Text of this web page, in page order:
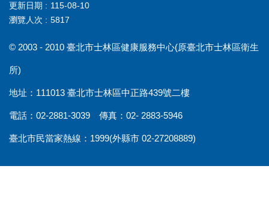
更新日期
115-08-10
瀏覽人次
5817
© 2003 - 2010 臺北市士林區健康服務中心(原臺北市士林區衛生
所)
地址：111013 臺北市士林區中正路439號二樓
電話：02-2881-3039 傳真：02- 2883-5946
臺北市民當家熱線：1999(外縣市 02-27208889)